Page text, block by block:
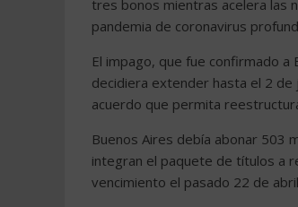
tres bonos mientras acelera las
pandemia de coronavirus
El impago, que fue confirmado
decidiera extender hasta el 2 de
acuerdo que permita
Buenos Aires debía abonar 503
integran el paquete de títulos a
vencimiento el pasado 22 de